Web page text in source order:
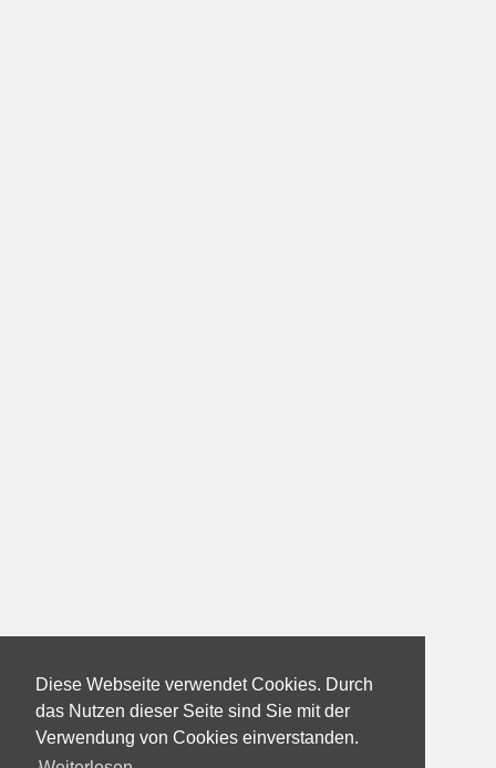
Diese Webseite verwendet Cookies. Durch
das Nutzen dieser Seite sind Sie mit der
Verwendung von Cookies einverstanden.